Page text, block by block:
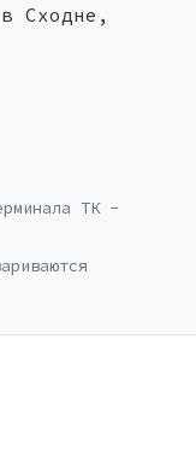
Сходне,
ТК -